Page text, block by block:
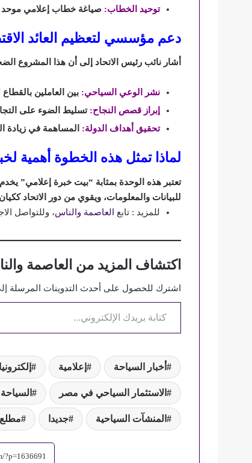
توحيد الخطاب: صياغة خطاب إعلامي موحد
دعم مؤسسي لتعظيم العائد
أشار نائب رئيس الاتحاد إلى أن هذا المشروع
نشر الوعي السياحي: بين العاملين
إبراز قصص النجاح: تسليط الضوء على
تحقيق أهداف الدولة: المساهمة في زيادة
لماذا تمثل هذه الخطوة أهمية
تعتبر هذه الوحدة بمثابة “بيت خبرة إعلامي”
للبيانات والمعلومات، ويقوي من دور الاتحاد
للمزيد : تابع
العاصمة والناس، وللتواصل
اكتشاف المزيد من العاصمة
اشترك للحصول على أحدث التدوينات المرسلة
أخبار السياحة إعلامية إلكترونيا
الاستثمار السياحي في مصر السياحة
المنشآت السياحية جديدا مطلع